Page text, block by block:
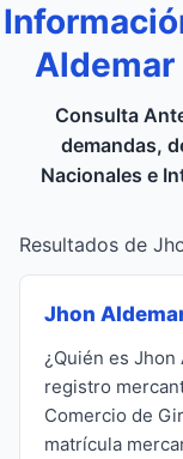
Aldemar
Consulta
demandas,
Nacionales e
Resultados de
Jhon
¿Quién es Jhon
registro
Comercio de
matrícula